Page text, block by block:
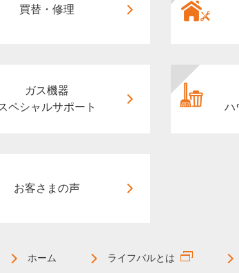
買替・修理
ガス機器
ペシャルサポート
ハ
お客さまの声
ホーム ライフバルとは